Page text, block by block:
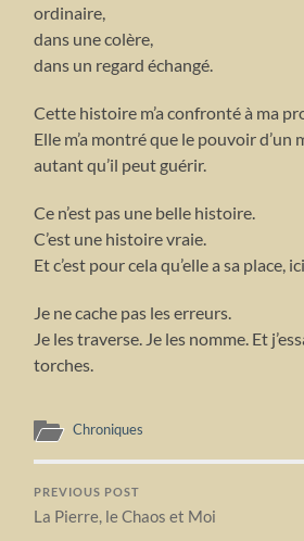
ordinaire,
dans une colère,
dans un regard échangé.
Cette histoire m’a confronté à ma
Elle m’a montré que le pouvoir d’un
autant qu’il peut guérir.
Ce n’est pas une belle histoire.
C’est une histoire vraie.
Et c’est pour cela qu’elle a sa place, ici.
Je ne cache pas les erreurs.
Je les traverse. Je les nomme. Et
torches.
Chroniques
PREVIOUS POST
La Pierre, le Chaos et Moi